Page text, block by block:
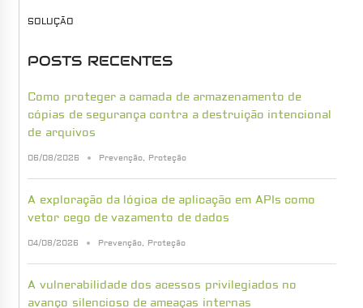
SOLUÇÃO
POSTS RECENTES
Como proteger a camada de armazenamento de
cópias de segurança contra a destruição intencional
de arquivos
06/08/2026 Prevenção, Proteção
A exploração da lógica de aplicação em APIs como
vetor cego de vazamento de dados
04/08/2026 Prevenção, Proteção
A vulnerabilidade dos acessos privilegiados no
avanço silencioso de ameaças internas